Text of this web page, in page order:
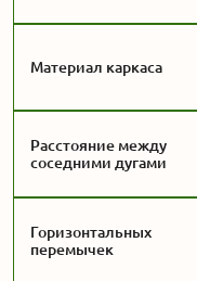
Материал каркаса
Расстояние между
соседними дугами
Горизонтальных
перемычек